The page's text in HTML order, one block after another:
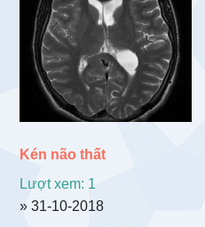
Kén não thất
Lượt xem: 1
» 31-10-2018